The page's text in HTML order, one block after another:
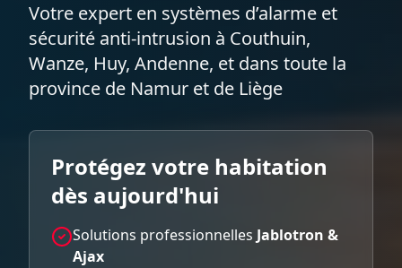
Votre expert en systèmes d’alarme et
sécurité anti-intrusion à Couthuin,
Wanze, Huy, Andenne, et dans toute la
province de Namur et de Liège
Protégez votre habitation
dès aujourd'hui
Solutions professionnelles Jablotron &
Ajax